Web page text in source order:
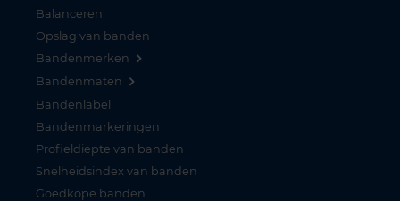
Balanceren
Opslag van banden
Bandenmerken
Bandenmaten
Bandenlabel
Bandenmarkeringen
Profieldiepte van banden
Snelheidsindex van banden
Goedkope banden